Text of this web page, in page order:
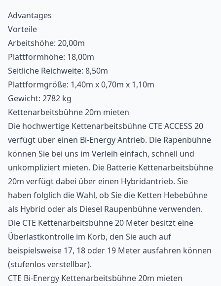
Advantages
Vorteile
Arbeitshöhe: 20,00m
Plattformhöhe: 18,00m
Seitliche Reichweite: 8,50m
Plattformgröße: 1,40m x 0,70m x 1,10m
Gewicht: 2782 kg
Kettenarbeitsbühne20m mieten
Die hochwertige Kettenarbeitsbühne CTE ACCESS 20
verfügt über einen Bi-Energy Antrieb. Die Rapenbühne
können Sie bei uns im Verleih einfach, schnell und
unkompliziert mieten. Die Batterie Kettenarbeitsbühne
20m verfügt dabei über einen Hybridantrieb. Sie
haben folglich die Wahl, ob Sie die Ketten Hebebühne
als Hybrid oder als Diesel Raupenbühne verwenden.
Die CTE Kettenarbeitsbühne20 Meter besitzt eine
Überlastkontrolle im Korb, den Sie auch auf
beispielsweise 17, 18 oder 19 Meter ausfahren können
(stufenlos verstellbar).
CTE Bi-Energy Kettenarbeitsbühne 20m mieten